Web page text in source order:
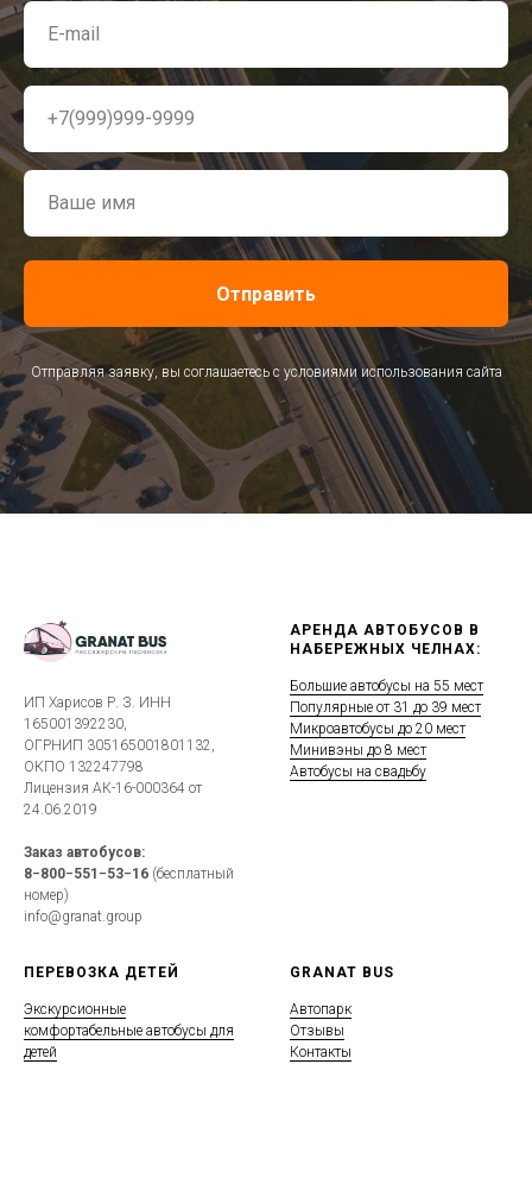
E-mail
+7(999)999-9999
Ваше имя
Отправить
Отправляя заявку, вы соглашаетесь с условиями использования сайта
ИП Харисов Р. З. ИНН
165001392230,
ОГРНИП 305165001801132,
ОКПО 132247798
Лицензия АК-16-000364 от
24.06.2019
Заказ автобусов:
8−800−551−53−16 (бесплатный
номер)
info@granat.group
АРЕНДА АВТОБУСОВ В
НАБЕРЕЖНЫХ ЧЕЛНАХ:
Большие автобусы на 55 мест
Популярные от 31 до 39 мест
Микроавтобусы до 20 мест
Минивэны до 8 мест
Автобусы на свадьбу
ПЕРЕВОЗКА ДЕТЕЙ
Экскурсионные
комфортабельные автобусы для
детей
GRANAT BUS
Автопарк
Отзывы
Контакты